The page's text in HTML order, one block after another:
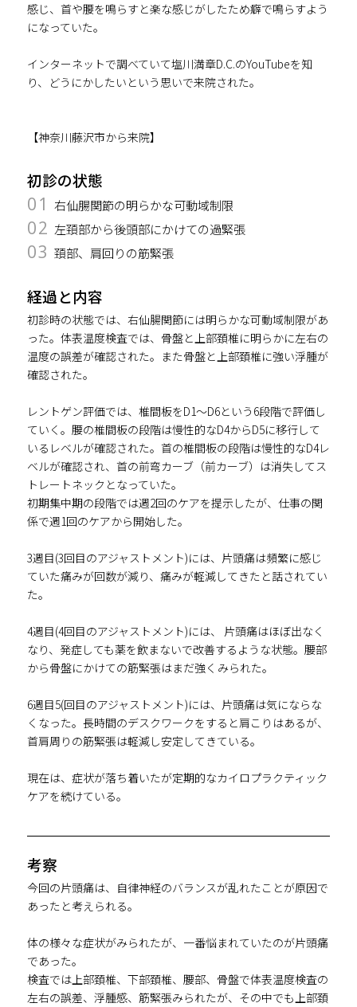
感じ、首や腰を鳴らすと楽な感じがしたため癖で鳴らすよう
になっていた。
インターネットで調べていて塩川満章D.C.のYouTubeを知
り、どうにかしたいという思いで来院された。
【神奈川藤沢市から来院】
初診の状態
01 右仙腸関節の明らかな可動域制限
02 左頚部から後頭部にかけての過緊張
03 頚部、肩回りの筋緊張
経過と内容
初診時の状態では、右仙腸関節には明らかな可動域制限があ
った。体表温度検査では、骨盤と上部頚椎に明らかに左右の
温度の誤差が確認された。また骨盤と上部頚椎に強い浮腫が
確認された。
レントゲン評価では、椎間板をD1～D6という6段階で評価し
ていく。腰の椎間板の段階は慢性的なD4からD5に移行して
いるレベルが確認された。首の椎間板の段階は慢性的なD4レ
ベルが確認され、首の前弯カーブ（前カーブ）は消失してス
トレートネックとなっていた。
初期集中期の段階では週2回のケアを提示したが、仕事の関
係で週1回のケアから開始した。
3週目(3回目のアジャストメント)には、片頭痛は頻繁に感じ
ていた痛みが回数が減り、痛みが軽減してきたと話されてい
た。
4週目(4回目のアジャストメント)には、 片頭痛はほぼ出なく
なり、発症しても薬を飲まないで改善するような状態。腰部
から骨盤にかけての筋緊張はまだ強くみられた。
6週目5(回目のアジャストメント)には、片頭痛は気にならな
くなった。長時間のデスクワークをすると肩こりはあるが、
首肩周りの筋緊張は軽減し安定してきている。
現在は、症状が落ち着いたが定期的なカイロプラクティック
ケアを続けている。
考察
今回の片頭痛は、自律神経のバランスが乱れたことが原因で
あったと考えられる。
体の様々な症状がみられたが、一番悩まれていたのが片頭痛
であった。
検査では上部頚椎、下部頚椎、腰部、骨盤で体表温度検査の
左右の誤差、浮腫感、筋緊張みられたが、その中でも上部頚